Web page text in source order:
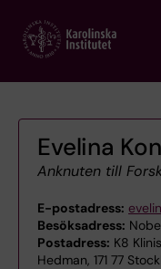
main
Evelina
Anknuten till
E-postadress:
Besöksadress:
Postadress: K8
Hedman, 171 77